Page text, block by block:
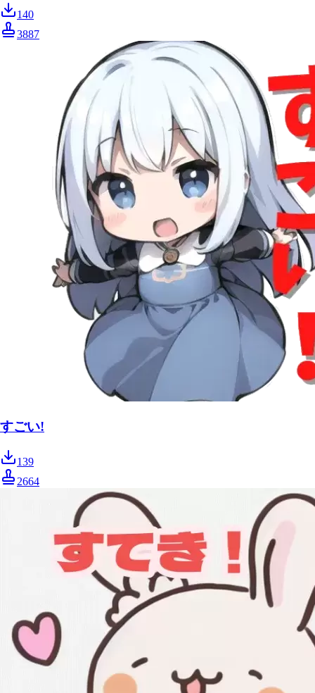
140
3887
すごい!
139
2664